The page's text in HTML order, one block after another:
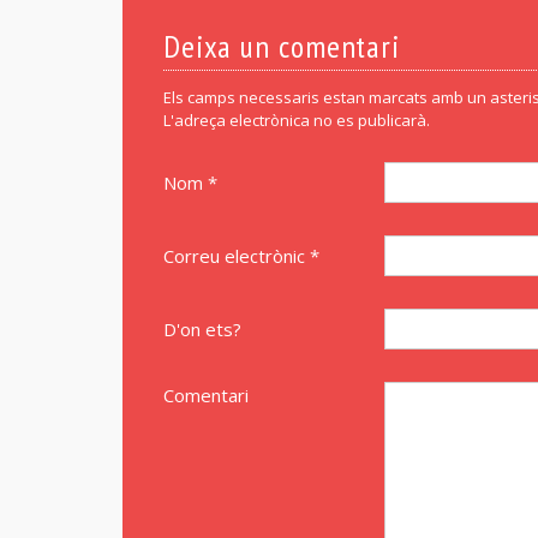
Deixa un comentari
Els camps necessaris estan marcats amb un
L'adreça electrònica no es publicarà.
Nom *
Correu electrònic *
D'on ets?
Comentari